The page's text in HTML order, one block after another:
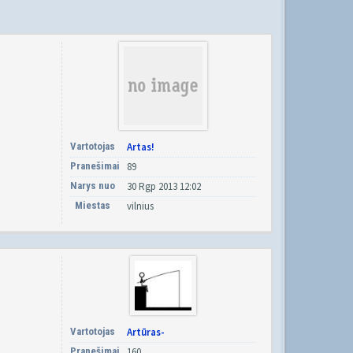
Vartotojas Artas!
Pranešimai 89
Narys nuo 30 Rgp 2013 12:02
Miestas vilnius
Vartotojas Artūras-